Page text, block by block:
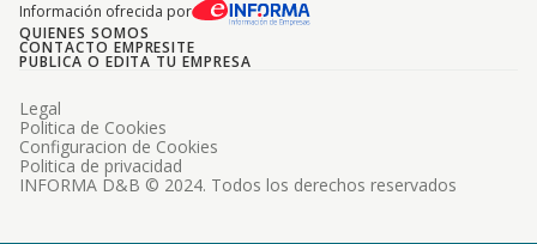
Información ofrecida por
QUIENES SOMOS
CONTACTO EMPRESITE
PUBLICA O EDITA TU EMPRESA
INFORMA D&B © 2024. Todos los derechos reservados
Legal
Politica de Cookies
Configuracion de Cookies
Politica de privacidad